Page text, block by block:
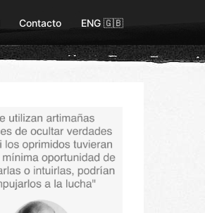
Contacto ENG 🇬🇧